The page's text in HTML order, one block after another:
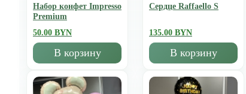
Набор конфет Impresso
Premium
50.00 BYN
В корзину
Сердце Raffaello S
135.00 BYN
В корзину